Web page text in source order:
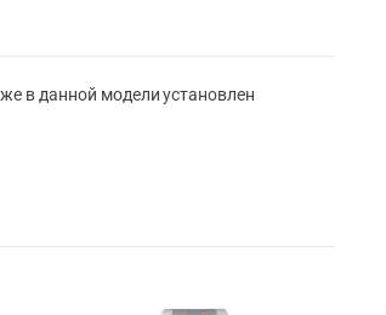
в данной модели установлен